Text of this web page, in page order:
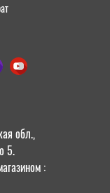
обл.,
5.
: